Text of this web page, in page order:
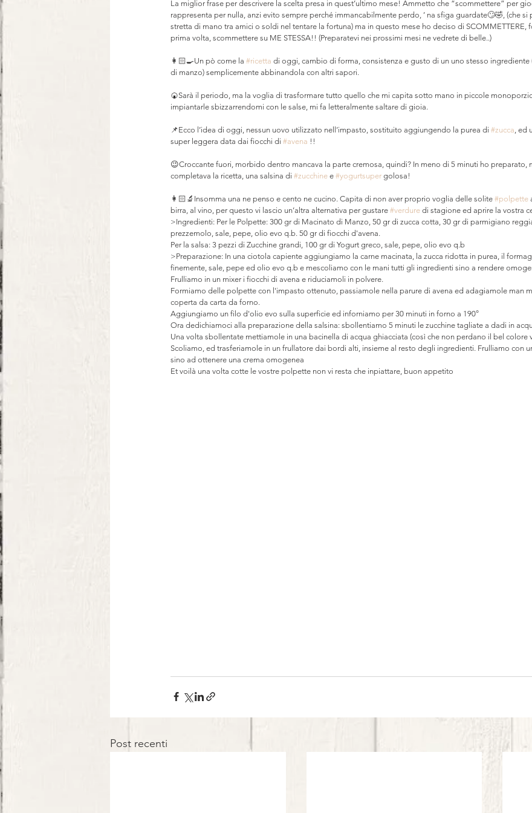
La miglior frase per descrivere la scelta presa in quest’ultimo mese! Ammetto che “scommettere” per
rappresenta per nulla, anzi evito sempre perché immancabilmente perdo, ’ na sfiga guardate🙄🤣, (che si
stretta di mano tra amici o soldi nel tentare la fortuna) ma in questo mese ho deciso di SCOMMETTERE,
prima volta, scommettere su ME STESSA!! (Preparatevi nei prossimi mesi ne vedrete di belle..) ⠀
👩🏻‍🍳Un pò come la #ricetta di oggi, cambio di forma, consistenza e gusto di un uno stesso ingrediente
di manzo) semplicemente abbinandola con altri sapori.⠀
🍘Sarà il periodo, ma la voglia di trasformare tutto quello che mi capita sotto mano in piccole
impiantarle sbizzarrendomi con le salse, mi fa letteralmente saltare di gioia.⠀
📌Ecco l’idea di oggi, nessun uovo utilizzato nell’impasto, sostituito aggiungendo la purea di #zucca, ed
super leggera data dai fiocchi di #avena !!⠀
😉Croccante fuori, morbido dentro mancava la parte cremosa, quindi? In meno di 5 minuti ho preparato,
completava la ricetta, una salsina di #zucchine e #yogurtsuper golosa!⠀
👩🏻‍🔬Insomma una ne penso e cento ne cucino. Capita di non aver proprio voglia delle solite #polpette
birra, al vino, per questo vi lascio un’altra alternativa per gustare #verdure di stagione ed aprire la vostra
>Ingredienti: Per le Polpette: 300 gr di Macinato di Manzo, 50 gr di zucca cotta, 30 gr di parmigiano
prezzemolo, sale, pepe, olio evo q.b. 50 gr di fiocchi d'avena.
Per la salsa: 3 pezzi di Zucchine grandi, 100 gr di Yogurt greco, sale, pepe, olio evo q.b
>Preparazione: In una ciotola capiente aggiungiamo la carne macinata, la zucca ridotta in purea, il
finemente, sale, pepe ed olio evo q.b e mescoliamo con le mani tutti gli ingredienti sino a rendere
Frulliamo in un mixer i fiocchi di avena e riduciamoli in polvere.
Formiamo delle polpette con l'impasto ottenuto, passiamole nella parure di avena ed adagiamole man
coperta da carta da forno.
Aggiungiamo un filo d'olio evo sulla superficie ed inforniamo per 30 minuti in forno a 190°
Ora dedichiamoci alla preparazione della salsina: sbollentiamo 5 minuti le zucchine tagliate a dadi in
Una volta sbollentate mettiamole in una bacinella di acqua ghiacciata (così che non perdano il bel colore
Scoliamo, ed trasferiamole in un frullatore dai bordi alti, insieme al resto degli ingredienti. Frulliamo con
sino ad ottenere una crema omogenea
Et voilà una volta cotte le vostre polpette non vi resta che inpiattare, buon appetito
Post recenti